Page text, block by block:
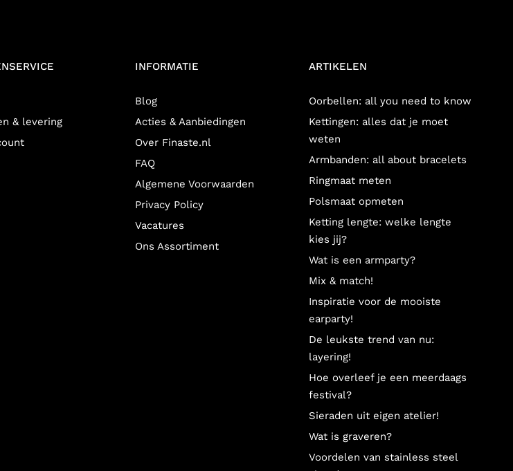
& levering
INFORMATIE
Blog
Acties & Aanbiedingen
Over Finaste.nl
FAQ
Algemene Voorwaarden
Privacy Policy
Vacatures
Ons Assortiment
ARTIKELEN
Oorbellen: all you need to know
Kettingen: alles dat je moet
weten
Armbanden: all about bracelets
Ringmaat meten
Polsmaat opmeten
Ketting lengte: welke lengte
kies jij?
Wat is een armparty?
Mix & match!
Inspiratie voor de mooiste
earparty!
De leukste trend van nu:
layering!
Hoe overleef je een meerdaags
festival?
Sieraden uit eigen atelier!
Wat is graveren?
Voordelen van stainless steel